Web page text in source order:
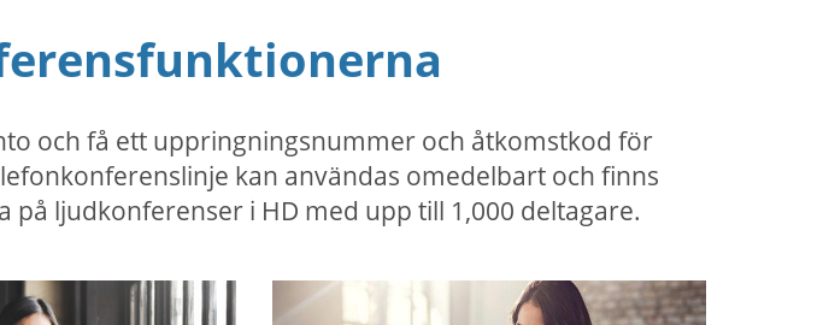
och få ett uppringningsnummer och åtkomstkod för
kan användas omedelbart och finns
ljudkonferenser i HD med upp till 1,000 deltagare.